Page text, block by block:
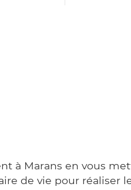
à Marans en vous
de vie pour réaliser